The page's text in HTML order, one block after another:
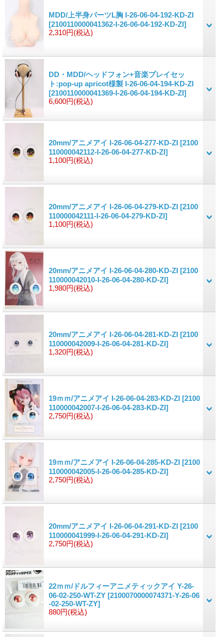
MDD/上半身パーツL胸 I-26-06-04-192-KD-ZI
[2100110000041362-I-26-06-04-192-KD-ZI]
2,310円(税込)
DD・MDD/ヘッドフォン+音楽プレイセッ
ト:pop-up apricot様製 I-26-06-04-194-KD-ZI
[2100110000041369-I-26-06-04-194-KD-ZI]
6,600円(税込)
20mm/アニメアイ I-26-06-04-277-KD-ZI [2100
110000042112-I-26-06-04-277-KD-ZI]
1,100円(税込)
20mm/アニメアイ I-26-06-04-279-KD-ZI [2100
110000042111-I-26-06-04-279-KD-ZI]
1,100円(税込)
20mm/アニメアイ I-26-06-04-280-KD-ZI [2100
110000042010-I-26-06-04-280-KD-ZI]
1,980円(税込)
20mm/アニメアイ I-26-06-04-281-KD-ZI [2100
110000042009-I-26-06-04-281-KD-ZI]
1,320円(税込)
19ｍｍ/アニメアイ I-26-06-04-283-KD-ZI [2100
110000042007-I-26-06-04-283-KD-ZI]
2,750円(税込)
19ｍｍ/アニメアイ I-26-06-04-285-KD-ZI [2100
110000042005-I-26-06-04-285-KD-ZI]
2,750円(税込)
20mm/アニメアイ I-26-06-04-291-KD-ZI [2100
110000041999-I-26-06-04-291-KD-ZI]
2,750円(税込)
22ｍｍ/ドルフィーアニメティックアイ Y-26-
06-02-250-WT-ZY [2100070000074371-Y-26-06
-02-250-WT-ZY]
880円(税込)